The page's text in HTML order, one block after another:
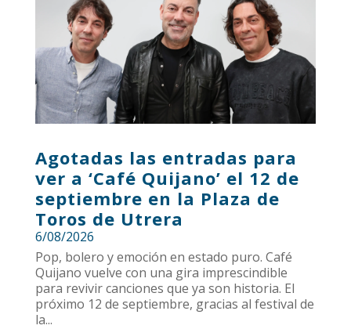
Agotadas las entradas para
ver a ‘Café Quijano’ el 12 de
septiembre en la Plaza de
Toros de Utrera
6/08/2026
Pop, bolero y emoción en estado puro. Café
Quijano vuelve con una gira imprescindible
para revivir canciones que ya son historia. El
próximo 12 de septiembre, gracias al festival de
la...